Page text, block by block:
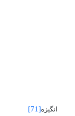
انگیزه[71]